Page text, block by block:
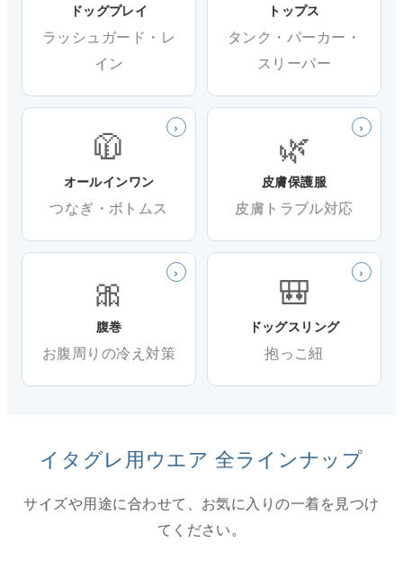
ドッグプレイ
ラッシュガード・レ
イン
トップス
タンク・パーカー・
スリーパー
🧥
オールインワン
つなぎ・ボトムス
› 🌿
皮膚保護服
皮膚トラブル対応
›
🎀
腹巻
お腹周りの冷え対策
› 🎒
ドッグスリング
抱っこ紐
›
イタグレ用ウエア 全ラインナップ
サイズや用途に合わせて、お気に入りの一着を見つけ
てください。